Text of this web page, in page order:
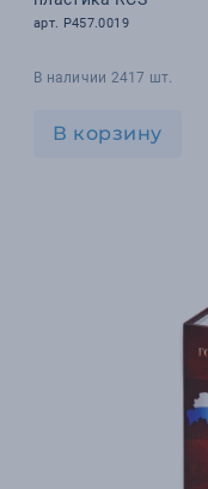
арт. P457.0019
В наличии 2417 шт.
В корзину